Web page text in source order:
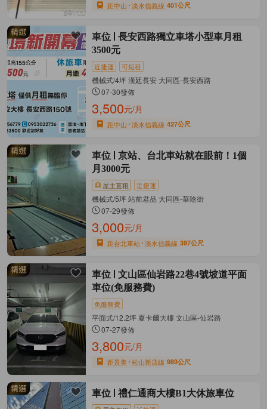
距中山 淡水信義線 401公尺
車位
長安西路獨立車塔小型車月租
3500元
近捷運 可短租
機械式/4坪 漢廷長安 大同區-長安西路
07-30發佈
3,500元/月
距中山 淡水信義線 427公尺
車位
京站、台北車站就在眼前！1個
月3000元
屋主直租 近捷運
機械式/5坪 站前君品 大同區-華陰街
07-29發佈
3,000元/月
距台北車站 淡水信義線 397公尺
車位
文山區仙岩路22巷4號坡道平面
車位(免服務費)
免服務費
平面式/12.2坪 夏卡爾大樓 文山區-仙岩路
07-27發佈
3,800元/月
距景美 松山新店線 989公尺
車位 禮仁通商大樓B1大休旅車位